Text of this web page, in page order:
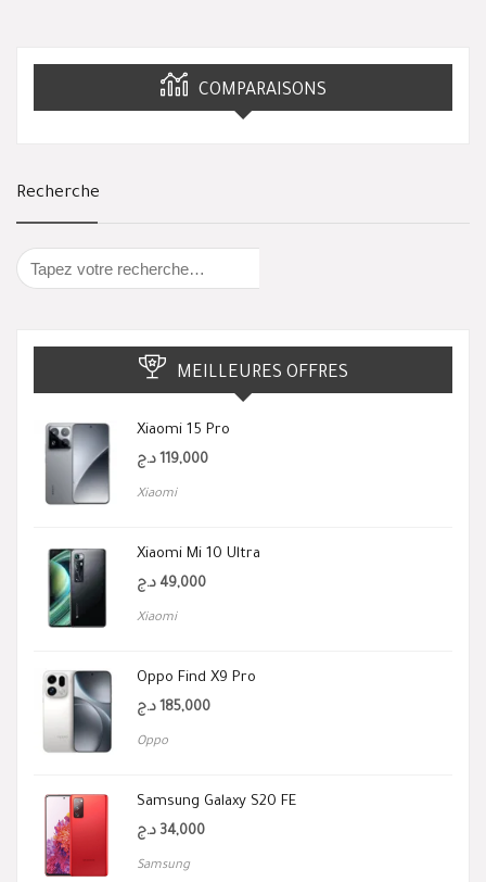
COMPARAISONS
Recherche
MEILLEURES OFFRES
Xiaomi 15 Pro
119,000 د.ج
Xiaomi
Xiaomi Mi 10 Ultra
49,000 د.ج
Xiaomi
Oppo Find X9 Pro
185,000 د.ج
Oppo
Samsung Galaxy S20 FE
34,000 د.ج
Samsung